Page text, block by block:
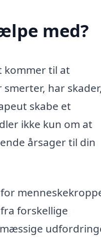
med?
kommer til at
har skader,
skabe et
ikke kun om at
årsager til din
forskellige